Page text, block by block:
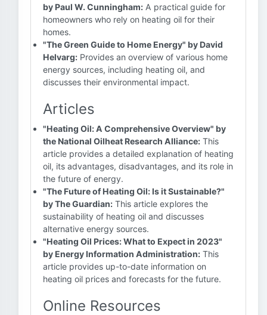
by Paul W. Cunningham: A practical guide for
homeowners who rely on heating oil for their
homes.
"The Green Guide to Home Energy" by David
Helvarg: Provides an overview of various home
energy sources, including heating oil, and
discusses their environmental impact.
Articles
"Heating Oil: A Comprehensive Overview" by
the National Oilheat Research Alliance: This
article provides a detailed explanation of heating
oil, its advantages, disadvantages, and its role in
the future of energy.
"The Future of Heating Oil: Is it Sustainable?"
by The Guardian: This article explores the
sustainability of heating oil and discusses
alternative energy sources.
"Heating Oil Prices: What to Expect in 2023"
by Energy Information Administration: This
article provides up-to-date information on
heating oil prices and forecasts for the future.
Online Resources